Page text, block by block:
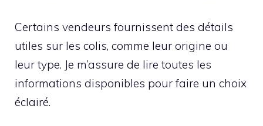
Certains vendeurs fournissent des détails
utiles sur les colis, comme leur origine ou
leur type. Je m’assure de lire toutes les
informations disponibles pour faire un choix
éclairé.